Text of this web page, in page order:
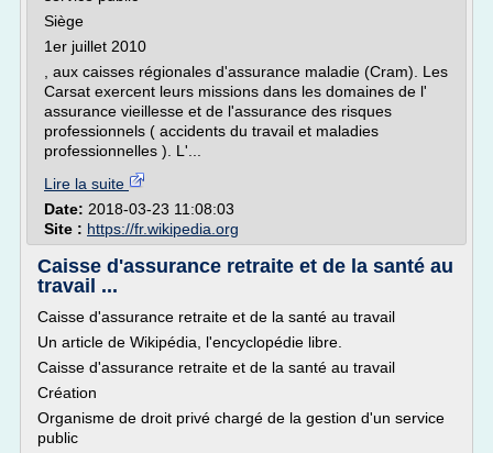
Siège
1er juillet 2010
, aux caisses régionales d'assurance maladie (Cram). Les
Carsat exercent leurs missions dans les domaines de l'
assurance vieillesse et de l'assurance des risques
professionnels ( accidents du travail et maladies
professionnelles ). L'...
Lire la suite
Date: 2018-03-23 11:08:03
Site : https://fr.wikipedia.org
Caisse d'assurance retraite et de la santé au
travail ...
Caisse d'assurance retraite et de la santé au travail
Un article de Wikipédia, l'encyclopédie libre.
Caisse d'assurance retraite et de la santé au travail
Création
Organisme de droit privé chargé de la gestion d'un service
public